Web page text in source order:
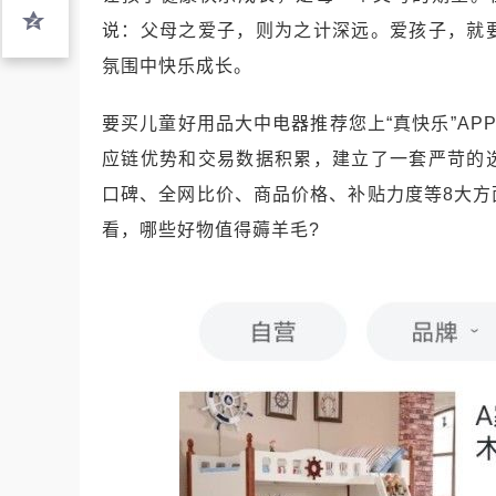
说：父母之爱子，则为之计深远。爱孩子，
氛围中快乐成长。
要买儿童好用品大中电器推荐您上“真快乐
应链优势和交易数据积累，建立了一套严苛
口碑、全网比价、商品价格、补贴力度等8大
看，哪些好物值得薅羊毛?